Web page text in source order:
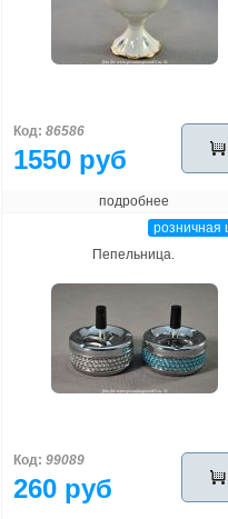
Код: 86586
1550 руб
подробнее
розничная
Пепельница.
Код: 99089
260 руб